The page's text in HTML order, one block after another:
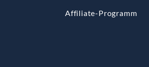
Affiliate-Programm